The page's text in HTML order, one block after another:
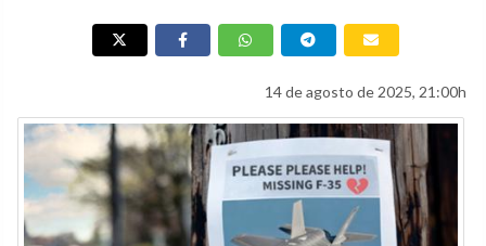
14 de agosto de 2025, 21:00h